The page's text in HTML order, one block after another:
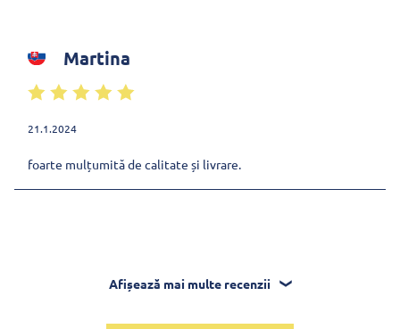
Martina
21.1.2024
foarte mulțumită de calitate și livrare.
Afișează mai multe recenzii